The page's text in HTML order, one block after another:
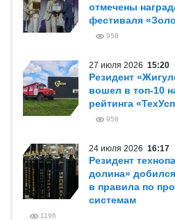
отмечены
фестиваля
958
27 июля 2026 15:20
Резидент
вошел в топ-10
рейтинга
958
24 июля 2026 16:17
Резидент
долина»
в правила по
системам
1196